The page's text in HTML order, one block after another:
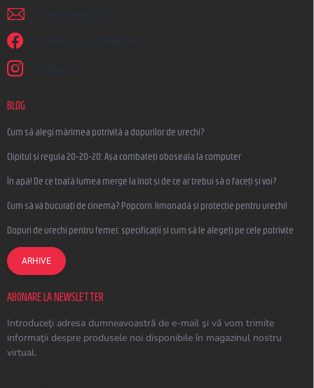
scrieti @ earplugs.ro
Suntem și pe Facebook!
earplugs.ro
BLOG
Cum să alegi mărimea potrivită a dopurilor de urechi?
Clipitul și regula 20-20-20: Așa combateți oboseala la computer
În apă! De ce toată lumea merge la înot și de ce ar trebui să o faceți și voi?
Cum să vă bucurați de cinema? Popcorn, limonadă și protecție pentru urechi!
Dopuri de urechi pentru femei: specificații și cum să le alegeți pe cele potrivite
ARHIVE
ABONARE LA NEWSLETTER
Introduceţi adresa dumneavoastră de e-mail şi vă vom trimite
informaţii despre produsele noi disponibile în magazinul nostru
virtual.